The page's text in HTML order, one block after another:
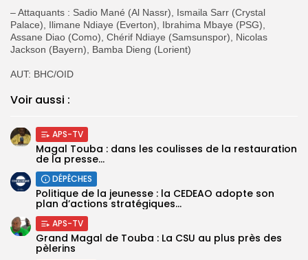
‎– Attaquants : Sadio Mané (Al Nassr), Ismaila Sarr (Crystal
Palace), Ilimane Ndiaye (Everton), Ibrahima Mbaye (PSG),
Assane Diao (Como), Chérif Ndiaye (Samsunspor), Nicolas
Jackson (Bayern), Bamba Dieng (Lorient)
AUT: ‎BHC/OID
Voir aussi :
APS-TV
Magal Touba : dans les coulisses de la restauration
de la presse...
DÉPÊCHES
Politique de la jeunesse : la CEDEAO adopte son
plan d’actions stratégiques...
APS-TV
Grand Magal de Touba : La CSU au plus près des
pèlerins